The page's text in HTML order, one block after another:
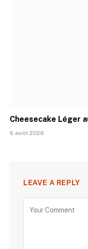
Cheesecake Léger
6 août 2026
LEAVE A REPLY